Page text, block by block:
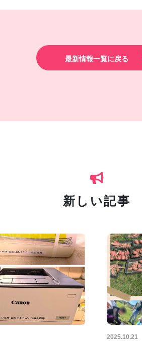
最新情報一覧に戻る
新しい記事
2025.10.21